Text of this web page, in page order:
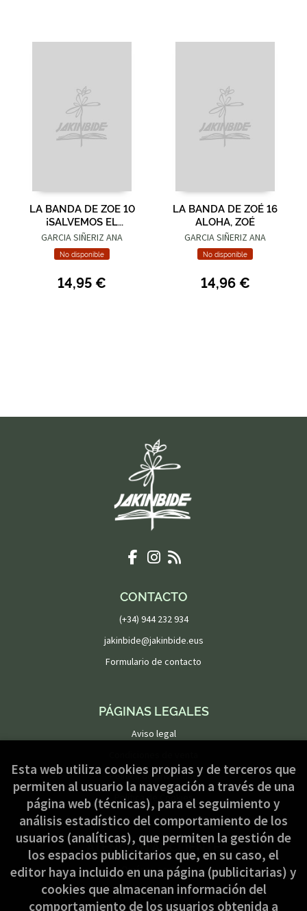
LA BANDA DE ZOE 10
¡SALVEMOS EL
PLANETA, ZOE!
GARCIA SIÑERIZ ANA
No disponible
14,95 €
LA BANDA DE ZOÉ 16
ALOHA, ZOÉ
GARCIA SIÑERIZ ANA
No disponible
14,96 €
CONTACTO
(+34) 944 232 934
jakinbide@jakinbide.eus
Formulario de contacto
PÁGINAS LEGALES
Aviso legal
Política de privacidad
Política de Cookies
ATENCIÓN AL CLIENTE
Quiénes somos
Pedidos especiales
Esta web utiliza cookies propias y de terceros que
permiten al usuario la navegación a través de una
página web (técnicas), para el seguimiento y
análisis estadístico del comportamiento de los
usuarios (analíticas), que permiten la gestión de
los espacios publicitarios que, en su caso, el
editor haya incluido en una página (publicitarias) y
cookies que almacenan información del
comportamiento de los usuarios obtenida a